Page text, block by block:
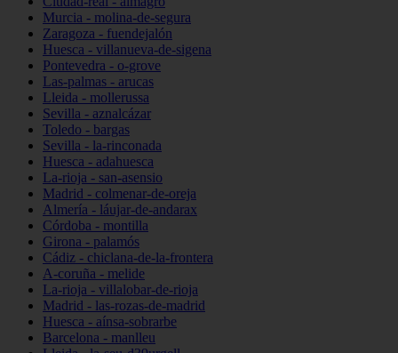
Murcia - molina-de-segura
Zaragoza - fuendejalón
Huesca - villanueva-de-sigena
Pontevedra - o-grove
Las-palmas - arucas
Lleida - mollerussa
Sevilla - aznalcázar
Toledo - bargas
Sevilla - la-rinconada
Huesca - adahuesca
La-rioja - san-asensio
Madrid - colmenar-de-oreja
Almería - láujar-de-andarax
Córdoba - montilla
Girona - palamós
Cádiz - chiclana-de-la-frontera
A-coruña - melide
La-rioja - villalobar-de-rioja
Madrid - las-rozas-de-madrid
Huesca - aínsa-sobrarbe
Barcelona - manlleu